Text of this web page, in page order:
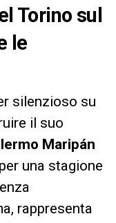
Torino sul
le
silenzioso su
il suo
Maripán
una stagione
rappresenta